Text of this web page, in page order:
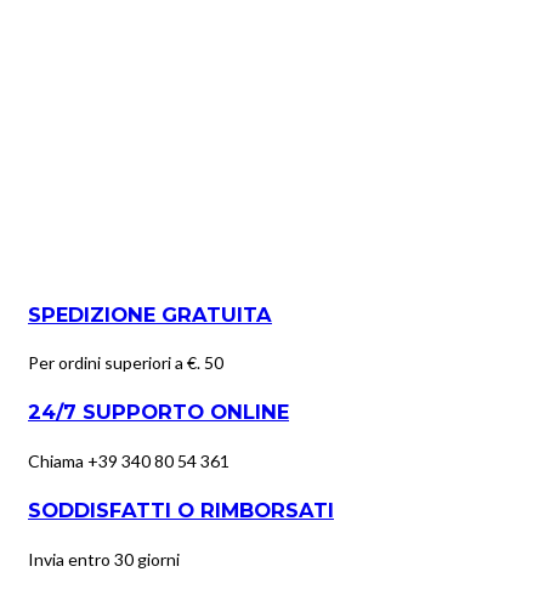
SPEDIZIONE GRATUITA
Per ordini superiori a €. 50
24/7 SUPPORTO ONLINE
Chiama +39 340 80 54 361
SODDISFATTI O RIMBORSATI
Invia entro 30 giorni